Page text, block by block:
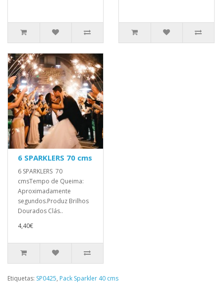
6 SPARKLERS 70 cms
6 SPARKLERS 70
cmsTempo de Queima:
Aproximadamente
segundos.Produz Brilhos
Dourados Clás..
4,40€
Etiquetas: SP0425, Pack Sparkler 40 cms